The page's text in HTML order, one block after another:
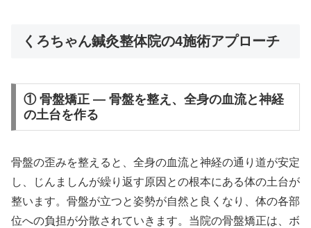
くろちゃん鍼灸整体院の4施術アプローチ
① 骨盤矯正 — 骨盤を整え、全身の血流と神経
の土台を作る
骨盤の歪みを整えると、全身の血流と神経の通り道が安定
し、じんましんが繰り返す原因との根本にある体の土台が
整います。骨盤が立つと姿勢が自然と良くなり、体の各部
位への負担が分散されていきます。当院の骨盤矯正は、ボ